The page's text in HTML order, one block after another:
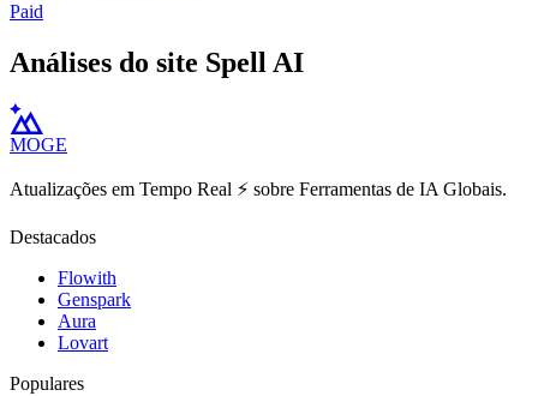
Paid
Análises do site Spell AI
MOGE
Atualizações em Tempo Real ⚡️ sobre Ferramentas de IA Globais.
Destacados
Flowith
Genspark
Aura
Lovart
Populares